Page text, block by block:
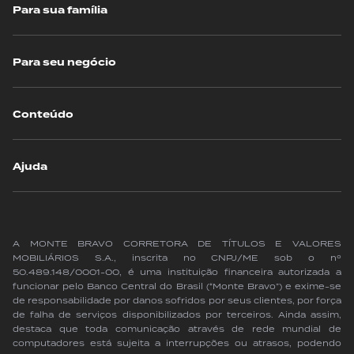
Para sua família
Para seu negócio
Conteúdo
Ajuda
A MONTE BRAVO CORRETORA DE TÍTULOS E VALORES
MOBILIÁRIOS S.A., inscrita no CNPJ/ME sob o nº
50.489.148/0001-00, é uma instituição financeira autorizada a
funcionar pelo Banco Central do Brasil (“Monte Bravo”) e exime-se
de responsabilidade por danos sofridos por seus clientes, por força
de falha de serviços disponibilizados por terceiros. Ainda assim,
destaca que toda comunicação através de rede mundial de
computadores está sujeita a interrupções ou atrasos, podendo